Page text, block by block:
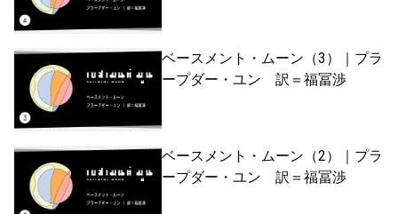
ベースメント・ムーン（3）｜プラ
ープダー・ユン 訳＝福冨渉
ベースメント・ムーン（2）｜プラ
ープダー・ユン 訳＝福冨渉